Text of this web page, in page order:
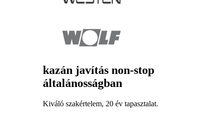
kazán javítás non-stop
általánosságban
Kiváló szakértelem, 20 év tapasztalat.